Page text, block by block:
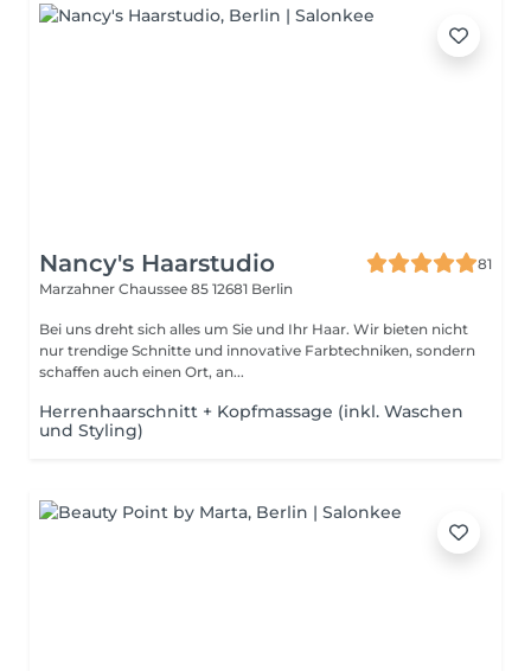
Nancy's Haarstudio
81
Marzahner Chaussee 85 12681 Berlin
Bei uns dreht sich alles um Sie und Ihr Haar. Wir bieten nicht
nur trendige Schnitte und innovative Farbtechniken, sondern
schaffen auch einen Ort, an...
Herrenhaarschnitt + Kopfmassage (inkl. Waschen
und Styling)